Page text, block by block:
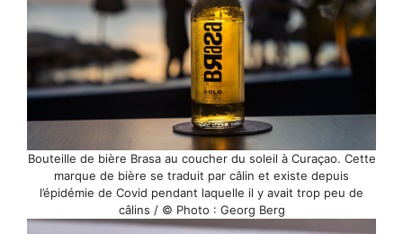
Bouteille de bière Brasa au coucher du soleil à Curaçao. Cette
marque de bière se traduit par câlin et existe depuis
l’épidémie de Covid pendant laquelle il y avait trop peu de
câlins / © Photo : Georg Berg